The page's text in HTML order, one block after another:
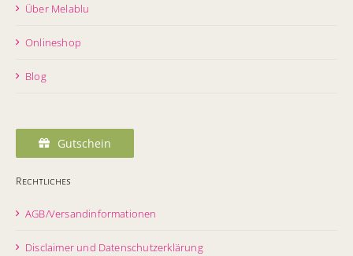
Über Melablu
Onlineshop
Blog
Gutschein
Rechtliches
AGB/Versandinformationen
Disclaimer und Datenschutzerklärung